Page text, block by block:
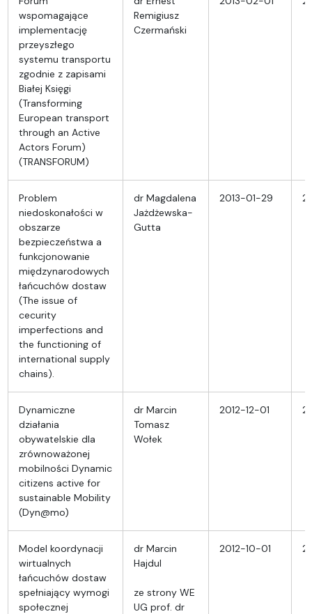
wspomagające
implementację
przeyszłego
systemu transportu
zgodnie z zapisami
Białej Księgi
(Transforming
European transport
through an Active
Actors Forum)
(TRANSFORUM)
Remigiusz
Czermański
Problem
niedoskonałości w
obszarze
bezpieczeństwa a
funkcjonowanie
międzynarodowych
łańcuchów dostaw
(The issue of
cecurity
imperfections and
the functioning of
international supply
chains).
dr Magdalena
Jażdżewska-
Gutta
2013-01-29
Dynamiczne
działania
obywatelskie dla
zrównoważonej
mobilności Dynamic
citizens active for
sustainable Mobility
(Dyn@mo)
dr Marcin
Tomasz
Wołek
2012-12-01
Model koordynacji
wirtualnych
łańcuchów dostaw
spełniający wymogi
społecznej
dr Marcin
Hajdul
ze strony WE
UG prof. dr
2012-10-01